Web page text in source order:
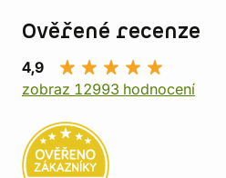
Ověřené recenze
4,9
zobraz 12993 hodnocení